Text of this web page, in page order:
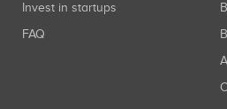
Invest in startups
FAQ